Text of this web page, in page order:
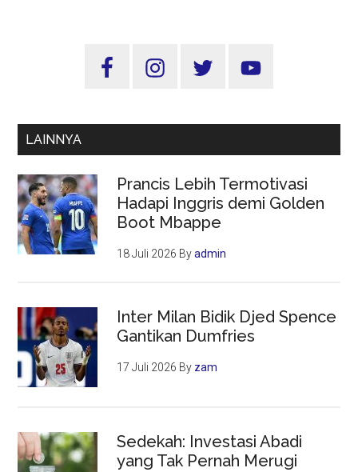
Alasan
Musik
Sidebar
LAINNYA
Prancis Lebih Termotivasi
Hadapi Inggris demi Golden
Boot Mbappe
18 Juli 2026 Byadmin
Inter Milan Bidik Djed Spence
Gantikan Dumfries
17 Juli 2026 By zam
Sedekah: Investasi Abadi
yang Tak Pernah Merugi